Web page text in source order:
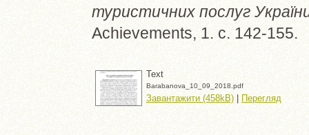
туристичних послуг
Achievements, 1. с. 142-155.
Text
Barabanova_10_09_2018.pdf
Завантажити (458kB) | Перегляд